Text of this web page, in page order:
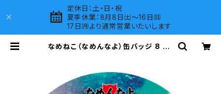
定休日：土・日・祝
夏季休業：8月8日㈯～16日㈰
17日㈪より通常営業いたいします
なめねこ（なめんなよ）缶バッジ 8 | L